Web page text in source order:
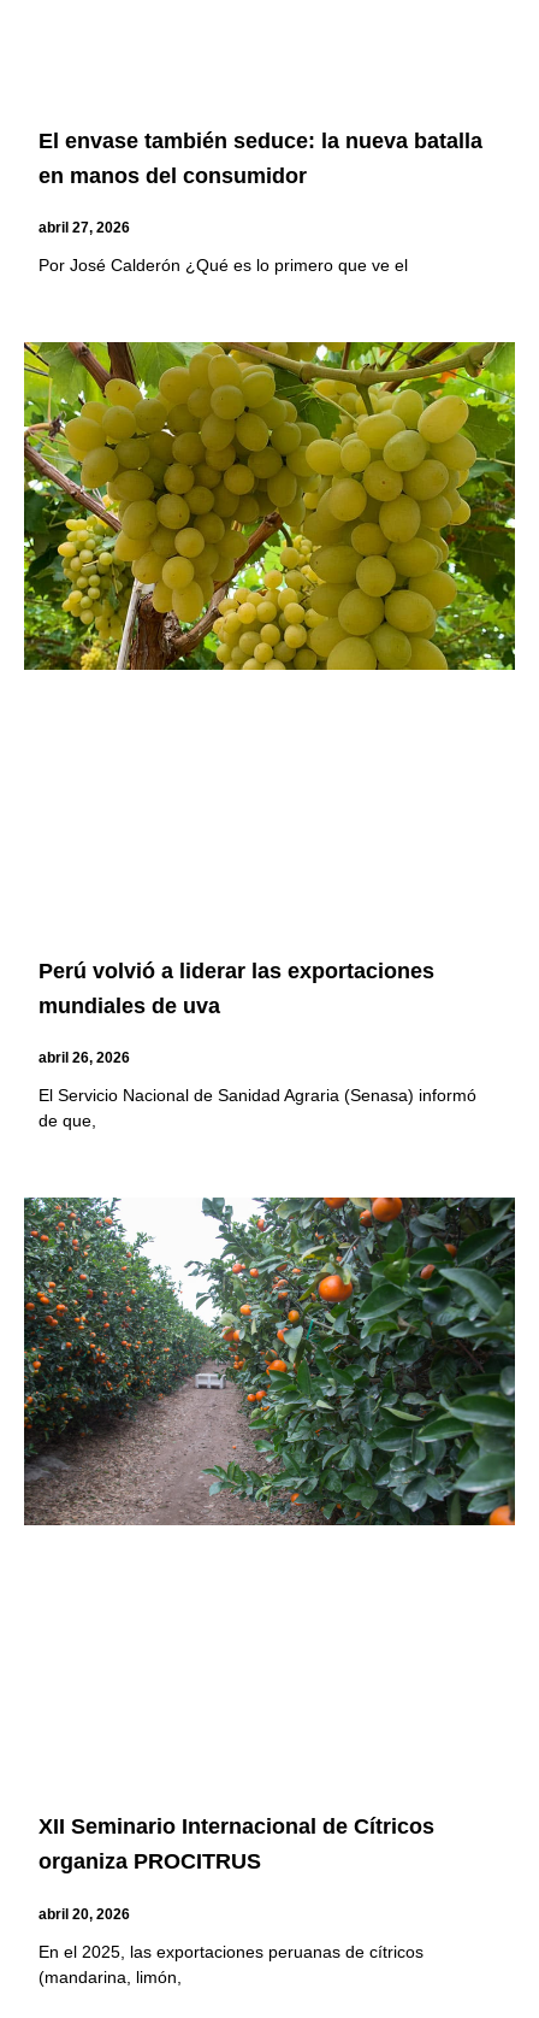
El envase también seduce: la nueva batalla
en manos del consumidor
abril 27, 2026
Por José Calderón ¿Qué es lo primero que ve el
Perú volvió a liderar las exportaciones
mundiales de uva
abril 26, 2026
El Servicio Nacional de Sanidad Agraria (Senasa) informó
de que,
XII Seminario Internacional de Cítricos
organiza PROCITRUS
abril 20, 2026
En el 2025, las exportaciones peruanas de cítricos
(mandarina, limón,